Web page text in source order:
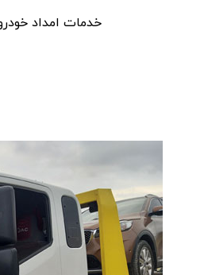
خدمات امداد